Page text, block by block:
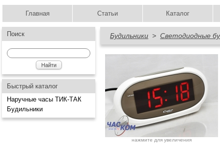
Главная Статьи Каталог
Поиск
Быстрый каталог
Наручные часы ТИК-ТАК
Будильники
Будильники > Светодиодные
нажмите для увеличения